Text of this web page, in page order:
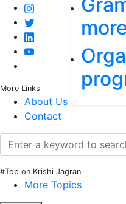
More Links
About Us
Contact
#Top on Krishi Jagran
More Topics